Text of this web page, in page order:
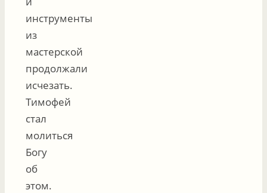
инструменты
из
мастерской
продолжали
исчезать.
Тимофей
стал
молиться
Богу
об
этом.